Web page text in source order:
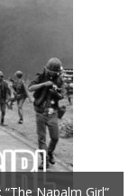
Napalm Girl”